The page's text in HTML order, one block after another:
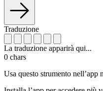
Traduzione
La traduzione apparirà qui...
0 chars
Usa questo strumento nell’app